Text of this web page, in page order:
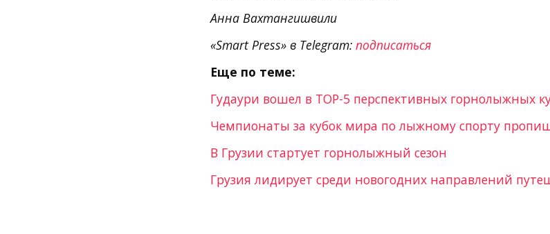
Анна Вахтангишвили
«Smart Press» в Telegram: подписаться
Еще по теме:
Гудаури вошел в TOP-5 перспективных горнолыжных
Чемпионаты за кубок мира по лыжному спорту
В Грузии стартует горнолыжный сезон
Грузия лидирует среди новогодних направлений